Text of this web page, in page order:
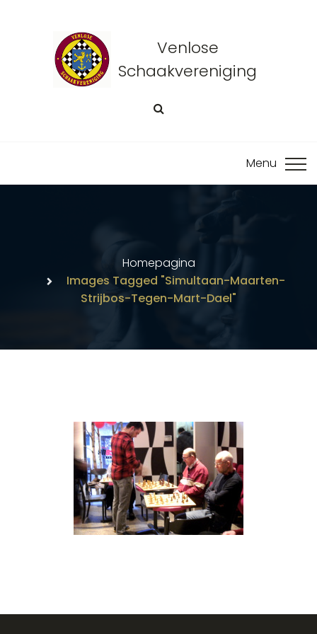
Venlose
Schaakvereniging
Homepagina
Images Tagged "simultaan-Maarten-
Strijbos-Tegen-Mart-Dael"